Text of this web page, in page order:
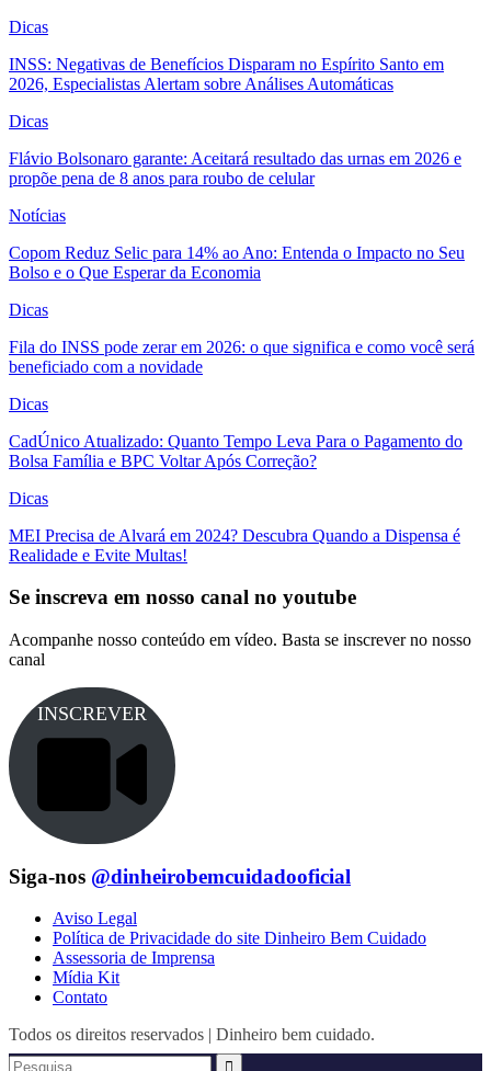
Dicas
INSS: Negativas de Benefícios Disparam no Espírito Santo em
2026, Especialistas Alertam sobre Análises Automáticas
Dicas
Flávio Bolsonaro garante: Aceitará resultado das urnas em 2026 e
propõe pena de 8 anos para roubo de celular
Notícias
Copom Reduz Selic para 14% ao Ano: Entenda o Impacto no Seu
Bolso e o Que Esperar da Economia
Dicas
Fila do INSS pode zerar em 2026: o que significa e como você será
beneficiado com a novidade
Dicas
CadÚnico Atualizado: Quanto Tempo Leva Para o Pagamento do
Bolsa Família e BPC Voltar Após Correção?
Dicas
MEI Precisa de Alvará em 2024? Descubra Quando a Dispensa é
Realidade e Evite Multas!
Se inscreva em nosso canal no youtube
Acompanhe nosso conteúdo em vídeo. Basta se inscrever no nosso
canal
INSCREVER
Siga-nos @dinheirobemcuidadooficial
Aviso Legal
Política de Privacidade do site Dinheiro Bem Cuidado
Assessoria de Imprensa
Mídia Kit
Contato
Todos os direitos reservados | Dinheiro bem cuidado.